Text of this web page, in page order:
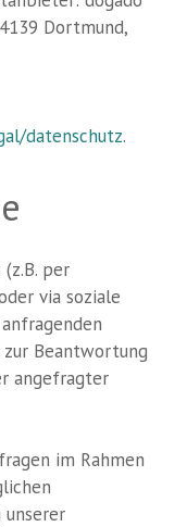
Dortmund,
datenschutz.
per
via soziale
Beantwortung
angefragter
im Rahmen